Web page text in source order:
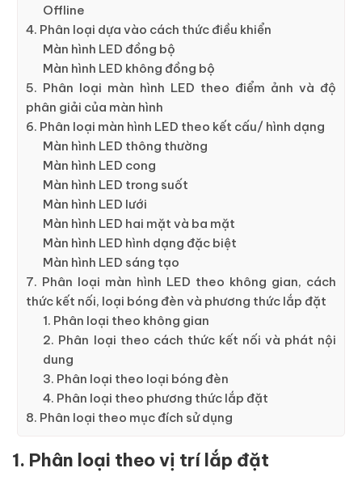
Offline
4. Phân loại dựa vào cách thức điều khiển
Màn hình LED đồng bộ
Màn hình LED không đồng bộ
5. Phân loại màn hình LED theo điểm ảnh và độ
phân giải của màn hình
6. Phân loại màn hình LED theo kết cấu/ hình dạng
Màn hình LED thông thường
Màn hình LED cong
Màn hình LED trong suốt
Màn hình LED lưới
Màn hình LED hai mặt và ba mặt
Màn hình LED hình dạng đặc biệt
Màn hình LED sáng tạo
7. Phân loại màn hình LED theo không gian, cách
thức kết nối, loại bóng đèn và phương thức lắp đặt
1. Phân loại theo không gian
2. Phân loại theo cách thức kết nối và phát nội
dung
3. Phân loại theo loại bóng đèn
4. Phân loại theo phương thức lắp đặt
8. Phân loại theo mục đích sử dụng
1. Phân loại theo vị trí lắp đặt